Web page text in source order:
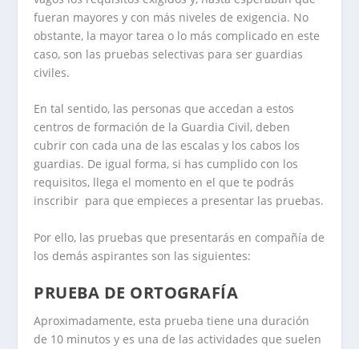
fueran mayores y con más niveles de exigencia. No
obstante, la mayor tarea o lo más complicado en este
caso, son las pruebas selectivas para ser guardias
civiles.
En tal sentido, las personas que accedan a estos
centros de formación de la Guardia Civil, deben
cubrir con cada una de las escalas y los cabos los
guardias. De igual forma, si has cumplido con los
requisitos, llega el momento en el que te podrás
inscribir para que empieces a presentar las pruebas.
Por ello, las pruebas que presentarás en compañía de
los demás aspirantes son las siguientes:
PRUEBA DE ORTOGRAFÍA
Aproximadamente, esta prueba tiene una duración
de 10 minutos y es una de las actividades que suelen